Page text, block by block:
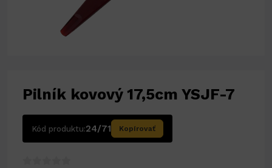
Pilník kovový 17,5cm YSJF-7
Kód produktu:24/71 Kopírovať